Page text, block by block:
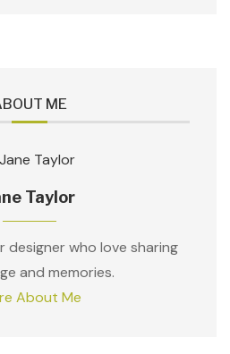
ME
Taylor
designer who love sharing
and memories.
About Me